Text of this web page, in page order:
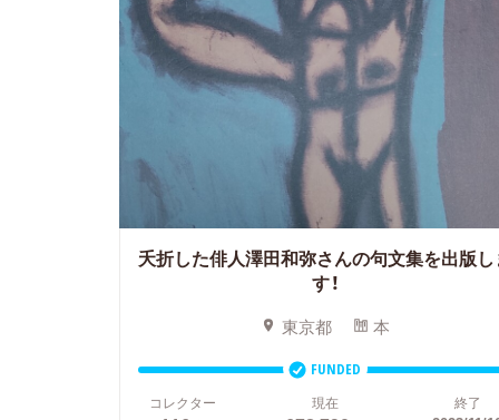
夭折した俳人澤田和弥さんの句文集を出版し
す！
東京都 本
FUNDED
コレクター
現在 終了